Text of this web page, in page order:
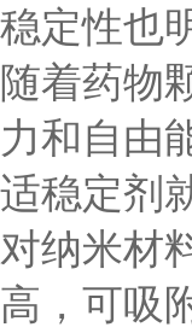
稳定性也
随着药物
力和自由
适稳定剂
对纳米材
高，可吸